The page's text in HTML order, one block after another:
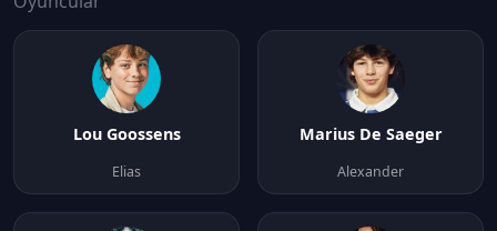
Lou Goossens
Elias
Marius De Saeger
Alexander